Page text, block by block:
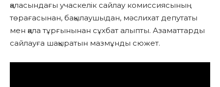
қаласындағы учаскелік сайлау комиссиясының
төрағасынан, бақылаушыдан, мәслихат депутаты
мен қала тұрғынынан сұхбат алыпты. Азаматтарды
сайлауға шақыратын мазмұнды сюжет.